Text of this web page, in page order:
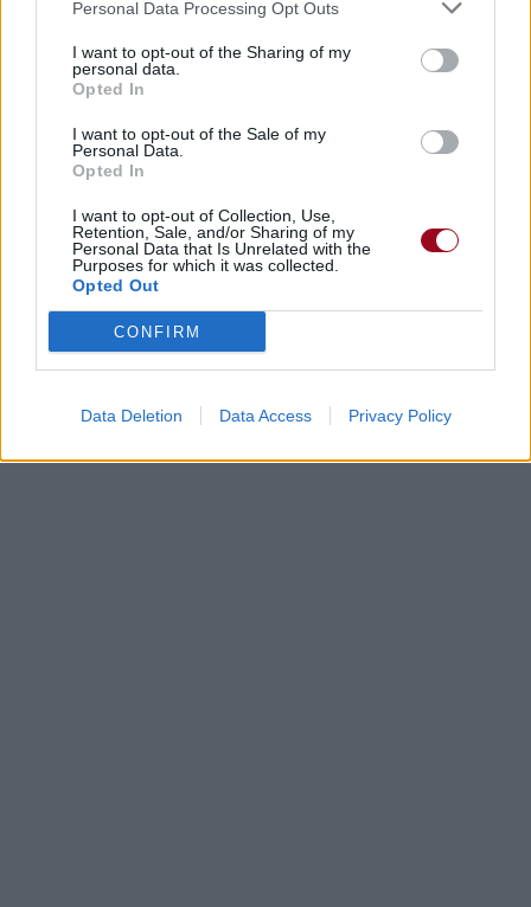
Personal Data Processing Opt Outs
I want to opt-out of the Sharing of my
personal data.
Opted In
I want to opt-out of the Sale of my
Personal Data.
Opted In
I want to opt-out of Collection, Use,
Retention, Sale, and/or Sharing of my
Personal Data that Is Unrelated with the
Purposes for which it was collected.
Opted Out
CONFIRM
Data Deletion Data Access Privacy Policy
Trouver des vinyles et des CD sur
Trouver un instrument de musique ou une partition au
meilleur prix sur
Paroles + Traduction
Vidéos
Paroles + Traduction Téléchargement
Dire «merci» pour cette traduction Corriger une erreur